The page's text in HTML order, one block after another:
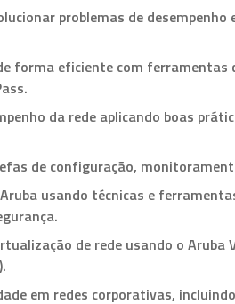
problemas de desempenho
forma eficiente com ferramentas
da rede aplicando boas
de configuração,
usando técnicas e
de rede usando o Aruba
em redes corporativas,